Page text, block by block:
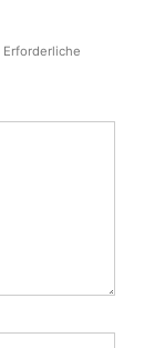
Erforderliche